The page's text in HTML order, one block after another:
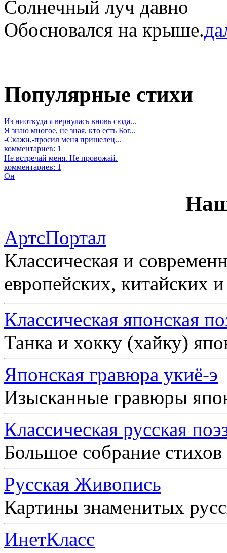
Солнечный луч давно
Обосновался на крыше.
Популярные стихи
Из ниоткуда я вернулась вновь сюда...
Я знаю многое, не зная, кто есть Бог...
-Скажи,-просил меня пришелец...
комментариев: 1
Не встречай меня. Не провожай.
комментариев: 1
Он
АртсПортал
Классическая и
европейских, китайских
Классическая японская
Танка и хокку (хайку)
Японская гравюра укиё-э
Изысканные гравюры
Классическая русская
Большое собрание
Русская Живопись
Картины знаменитых
ИнетКласс